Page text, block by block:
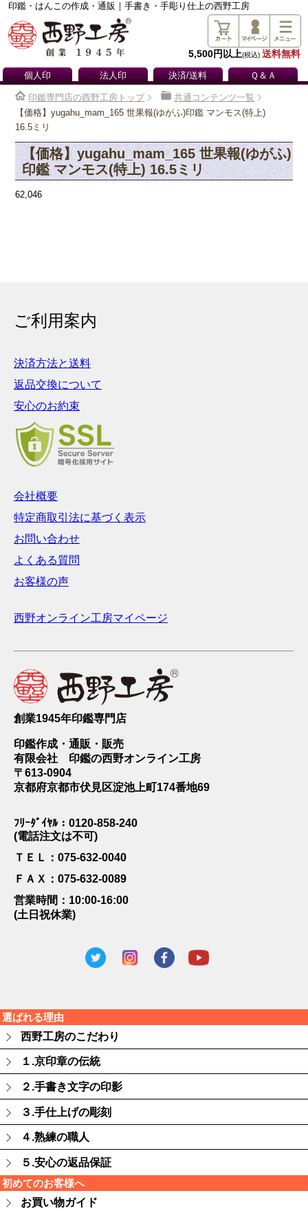
印鑑・はんこの作成・通販｜手書き・手彫り仕上の西野工房
5,500円以上(税込) 送料無料
個人印 法人印 決済/送料 Ｑ＆Ａ
印鑑専門店の西野工房トップ
共通コンテンツ一覧
【価格】yugahu_mam_165 世果報(ゆがふ)印鑑 マンモス(特上)
16.5ミリ
【価格】yugahu_mam_165 世果報(ゆがふ)
印鑑 マンモス(特上) 16.5ミリ
62,046
ご利用案内
決済方法と送料
返品交換について
安心のお約束
会社概要
特定商取引法に基づく表示
お問い合わせ
よくある質問
お客様の声
西野オンライン工房マイページ
創業1945年印鑑専門店
印鑑作成・通販・販売
有限会社 印鑑の西野オンライン工房
〒613-0904
京都府京都市伏見区淀池上町174番地69
ﾌﾘｰﾀﾞｲﾔﾙ：0120-858-240
(電話注文は不可)
ＴＥＬ：075-632-0040
ＦＡＸ：075-632-0089
営業時間：10:00-16:00
(土日祝休業)
選ばれる理由
西野工房のこだわり
１.京印章の伝統
２.手書き文字の印影
３.手仕上げの彫刻
４.熟練の職人
５.安心の返品保証
初めてのお客様へ
お買い物ガイド